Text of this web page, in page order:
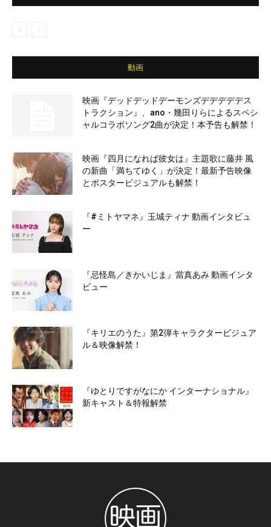
動画
映画『デッドデッドデーモンズデデデデデス
トラクション』、ano・幾田りらによるスペシ
ャルコラボソング2曲が決定！本予告も解禁！
映画『四月になれば彼女は』主題歌に藤井 風
の新曲「満ちてゆく」が決定！最新予告映像
とポスタービジュアルも解禁！
『#ミトヤマネ』玉城ティナ 動画インタビュ
ー
『忌怪島／きかいじま』當真あみ 動画インタ
ビュー
『キリエのうた』第2弾キャラクタービジュア
ル＆映像解禁！
『ゆとりですがなにか インターナショナル』
新キャスト＆特報解禁